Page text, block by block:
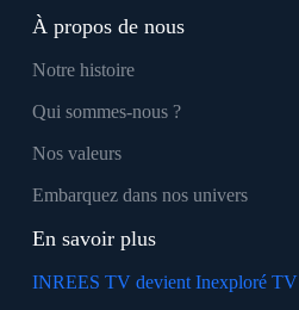
À propos de nous
Notre histoire
Qui sommes-nous ?
Nos valeurs
Embarquez dans nos univers
En savoir plus
INREES TV devient Inexploré TV